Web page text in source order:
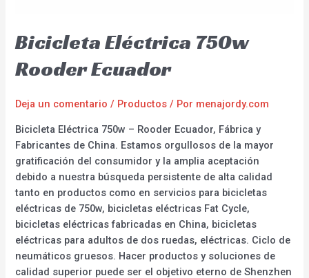
Bicicleta Eléctrica 750w
Rooder Ecuador
Deja un comentario / Productos / Por menajordy.com
Bicicleta Eléctrica 750w – Rooder Ecuador, Fábrica y
Fabricantes de China. Estamos orgullosos de la mayor
gratificación del consumidor y la amplia aceptación
debido a nuestra búsqueda persistente de alta calidad
tanto en productos como en servicios para bicicletas
eléctricas de 750w, bicicletas eléctricas Fat Cycle,
bicicletas eléctricas fabricadas en China, bicicletas
eléctricas para adultos de dos ruedas, eléctricas. Ciclo de
neumáticos gruesos. Hacer productos y soluciones de
calidad superior puede ser el objetivo eterno de Shenzhen